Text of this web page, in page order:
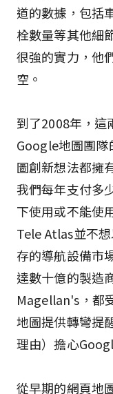
道的數據，包括
栓數量等其他細
很強的實力，他
空。
到了2008年，這
Google地圖團
圖創新想法都擁
我們每年支付多
下使用或不能使
Tele Atlas並不
存的導航設備市
達數十億的製造
Magellan's，都
地圖提供轉彎提
理由）擔心
從早期的網頁地